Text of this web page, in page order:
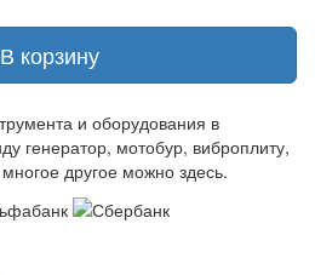
В корзину
и оборудования в
генератор, мотобур, виброплиту,
другое можно здесь.